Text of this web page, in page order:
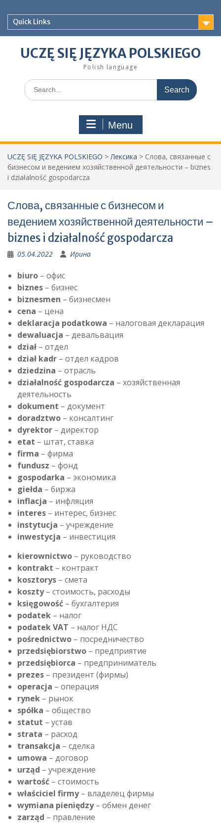
contentQuick Links
UCZĘ SIĘ JĘZYKA POLSKIEGO
Polish language
Search
for:
Menu
UCZĘ SIĘ JĘZYKA POLSKIEGO >Лексика > Слова, связанные с
бизнесом и ведением хозяйственной деятельности – biznes
i działalność gospodarcza
Слова, связанные с бизнесом и
ведением хозяйственной деятельности –
biznes i działalność gospodarcza
05.04.2022 Ирина
biuro – офис
biznes – бизнес
biznesmen – бизнесмен
cena – цена
deklaracja podatkowa – налоговая декларация
dewaluacja – девальвация
dział – отдел
dział kadr – отдел кадров
dziedzina – отрасль
działalność gospodarcza – хозяйственная
деятельность
dokument – документ
doradztwo – консалтинг
dyrektor – директор
etat – штат, ставка
firma – фирма
fundusz – фонд
gospodarka – экономика
giełda – биржа
inflacja – инфляция
interes – интерес, бизнес
instytucja – учреждение
inwestycja – инвестиция
kierownictwo – руководство
kontrakt – контракт
kosztorys – смета
koszty– стоимость, расходы
księgowość – бухгалтерия
podatek – налог
podatek VAT – налог НДС
pośrednictwo – посредничество
przedsiębiorstwo – предприятие
przedsiębiorca – предприниматель
prezes – президент (фирмы)
operacja – операция
rynek – рынок
spółka – общество
statut – устав
strata – расход
transakcja – сделка
umowa – договор
urząd – учреждение
wartość – стоимость
właściciel firmy– владелец фирмы
wymiana pieniędzy– обмен денег
zarząd – правление